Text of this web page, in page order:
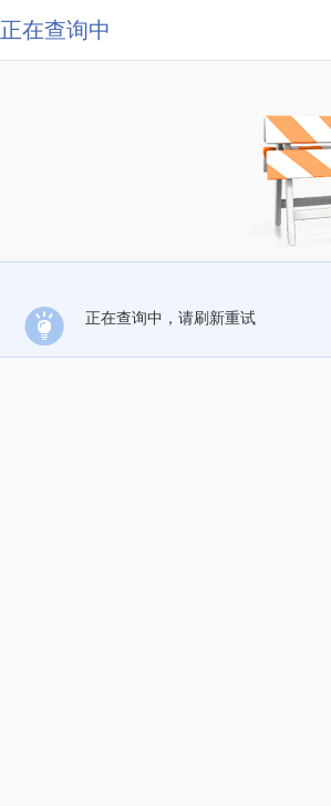
正在查询中
正在查询中，请刷新重试